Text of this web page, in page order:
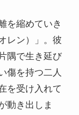
を縮めていき
レン）」。彼
隅で生き延び
傷を持つ二人
を受け入れて
動き出しま